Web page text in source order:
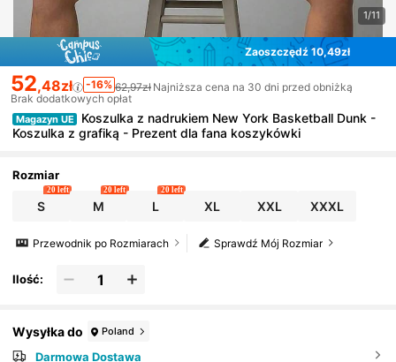
1/11
Zaoszczędź 10,49zł
52,48zł -16% 62,97zł Najniższa cena na 30 dni przed obniżką
Brak dodatkowych opłat
Magazyn UE
Koszulka z nadrukiem New York Basketball Dunk -
Koszulka z grafiką - Prezent dla fana koszykówki
Rozmiar
S
20 left
M
20 left
L
20 left
XL XXL XXXL
Sprawdź Mój Rozmiar
Przewodnik po Rozmiarach
Ilość:
Wysyłka do Poland
Darmowa Dostawa